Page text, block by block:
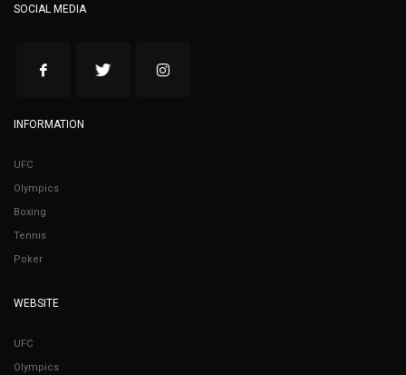
SOCIAL MEDIA
INFORMATION
UFC
Olympics
Boxing
Tennis
Poker
WEBSITE
UFC
Olympics